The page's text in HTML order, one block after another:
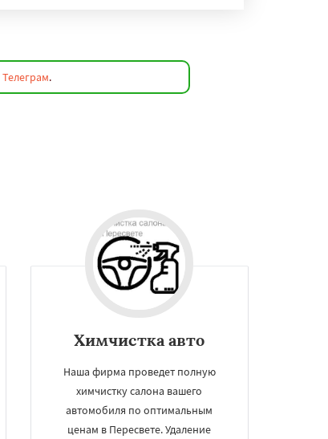
Телеграм.
Химчистка авто
Наша фирма проведет полную
химчистку салона вашего
автомобиля по оптимальным
ценам в Пересвете. Удаление